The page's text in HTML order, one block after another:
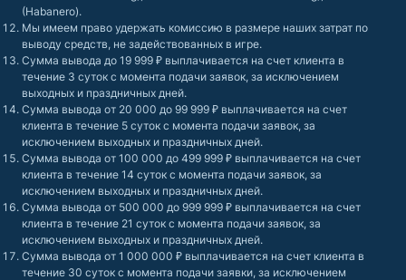
(Habanero).
Мы имеем право удержать комиссию в размере наших затрат по
выводу средств, не задействованных в игре.
Сумма вывода до 19 999 ₽ выплачивается на счет клиента в
течение 3 суток с момента подачи заявок, за исключением
выходных и праздничных дней.
Сумма вывода от 20 000 до 99 999 ₽ выплачивается на счет
клиента в течение 5 суток с момента подачи заявок, за
исключением выходных и праздничных дней.
Сумма вывода от 100 000 до 499 999 ₽ выплачивается на счет
клиента в течение 14 суток с момента подачи заявок, за
исключением выходных и праздничных дней.
Сумма вывода от 500 000 до 999 999 ₽ выплачивается на счет
клиента в течение 21 суток с момента подачи заявок, за
исключением выходных и праздничных дней.
Сумма вывода от 1 000 000 ₽ выплачивается на счет клиента в
течение 30 суток с момента подачи заявки, за исключением